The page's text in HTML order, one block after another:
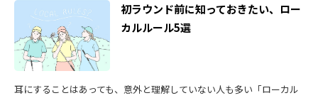
初ラウンド前に知っておきたい、ロー
カルルール5選
耳にすることはあっても、意外と理解していない人も多い「ローカル